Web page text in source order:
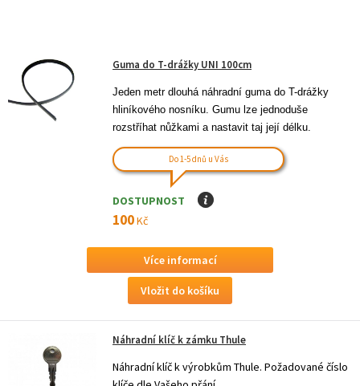
Guma do T-drážky UNI 100cm
Jeden metr dlouhá náhradní guma do T-drážky
hliníkového nosníku. Gumu lze jednoduše
rozstříhat nůžkami a nastavit taj její délku.
Do 1-5 dnů u Vás
DOSTUPNOST I
100Kč
Více informací
Náhradní klíč k zámku Thule
Náhradní klíč k výrobkům Thule. Požadované číslo